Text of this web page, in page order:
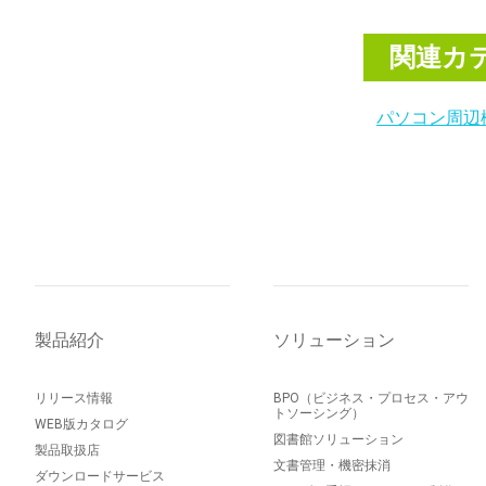
関連カ
パソコン周辺
製品紹介
リリース情報
WEB版カタログ
製品取扱店
ダウンロードサービス
ソリューション
BPO（ビジネス・プロセス・アウ
トソーシング）
図書館ソリューション
文書管理・機密抹消